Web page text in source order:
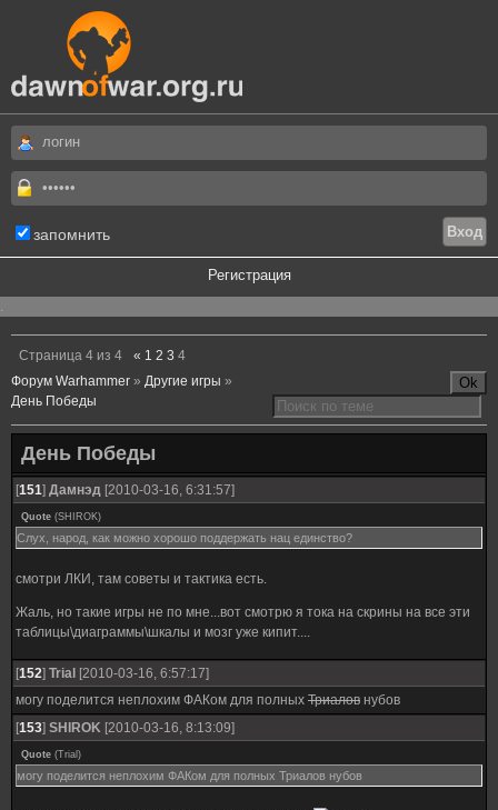
запомнить
Регистрация
.
Страница 4 из 4 « 1 2 3 4
Форум Warhammer » Другие игры »
День Победы
День Победы
[151] Дамнэд [2010-03-16, 6:31:57]
Quote (SHIROK)
Слух, народ, как можно хорошо поддержать нац единство?
смотри ЛКИ, там советы и тактика есть.
Жаль, но такие игры не по мне...вот смотрю я тока на скрины на все эти
таблицы\диаграммы\шкалы и мозг уже кипит....
[152] Trial [2010-03-16, 6:57:17]
могу поделится неплохим ФАКом для полных Триалов нубов
[153] SHIROK [2010-03-16, 8:13:09]
Quote (Trial )
могу поделится неплохим ФАКом для полных Триалов нубов